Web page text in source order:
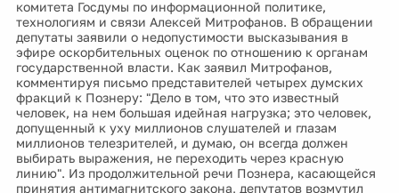
комитета Госдумы по информационной политике,
технологиям и связи Алексей Митрофанов. В обращении
депутаты заявили о недопустимости высказывания в
эфире оскорбительных оценок по отношению к органам
государственной власти. Как заявил Митрофанов,
комментируя письмо представителей четырех думских
фракций к Познеру: "Дело в том, что это известный
человек, на нем большая идейная нагрузка; это человек,
допущенный к уху миллионов слушателей и глазам
миллионов телезрителей, и думаю, он всегда должен
выбирать выражения, не переходить через красную
линию". Из продолжительной речи Познера, касающейся
принятия антимагнитского закона, депутатов возмутил